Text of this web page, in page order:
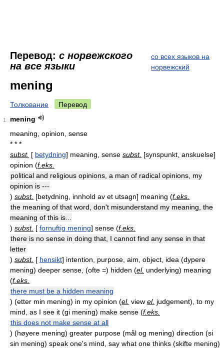
Перевод: с норвежского
на все языки
со всех языков на
норвежский
mening
Толкование Перевод
1
mening
meaning, opinion, sense
* * *
subst. [ betydning] meaning, sense subst. [synspunkt, anskuelse]
opinion (f.eks.
political and religious opinions, a man of radical opinions, my
opinion is ---
) subst. [betydning, innhold av et utsagn] meaning (f.eks.
the meaning of that word, don't misunderstand my meaning, the
meaning of this is...
) subst. [ fornuftig mening] sense (f.eks.
there is no sense in doing that, I cannot find any sense in that
letter
) subst. [ hensikt] intention, purpose, aim, object, idea (dypere
mening) deeper sense, (ofte =) hidden (el. underlying) meaning
(f.eks.
there must be a hidden meaning
) (etter min mening) in my opinion (el. view el. judgement), to my
mind, as I see it (gi mening) make sense (f.eks.
this does not make sense at all
) (høyere mening) greater purpose (mål og mening) direction (si
sin mening) speak one's mind, say what one thinks (skifte mening)